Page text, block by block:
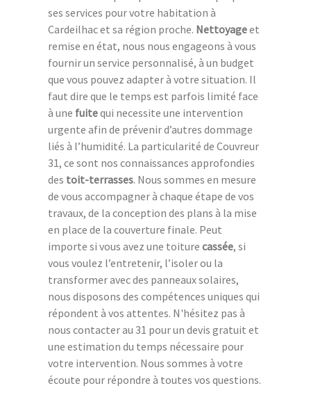
ses services pour votre habitation à
Cardeilhac et sa région proche. Nettoyageet
remise en état, nous nous engageons à vous
fournir un service personnalisé, à un budget
que vous pouvez adapter à votre situation. Il
faut dire que le temps est parfois limité face
à une fuitequi necessite une intervention
urgente afin de prévenir d’autres dommage
liés à l’humidité. La particularité de Couvreur
31, ce sont nos connaissances approfondies
des toit-terrasses. Nous sommes en mesure
de vous accompagner à chaque étape de vos
travaux, de la conception des plans à la mise
en place de la couverture finale. Peut
importe si vous avez une toiture cassée, si
vous voulez l’entretenir, l’isoler ou la
transformer avec des panneaux solaires,
nous disposons des compétences uniques qui
répondent à vos attentes. N'hésitez pas à
nous contacter au 31 pour un devis gratuit et
une estimation du temps nécessaire pour
votre intervention. Nous sommes à votre
écoute pour répondre à toutes vos questions.